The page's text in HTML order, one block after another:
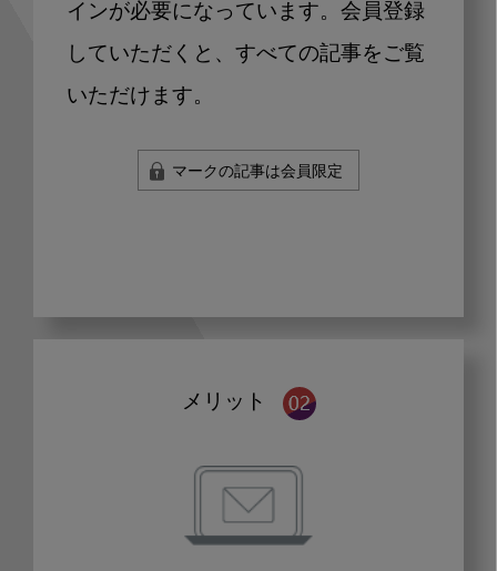
インが必要になっています。会員登録
していただくと、すべての記事をご覧
いただけます。
マークの記事は会員限定
メリット